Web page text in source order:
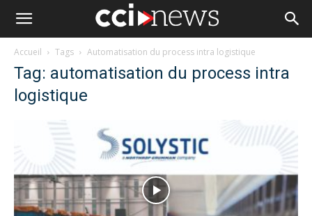
Accueil Tags Automatisation du process intra logistique
Tag: automatisation du process intra
logistique